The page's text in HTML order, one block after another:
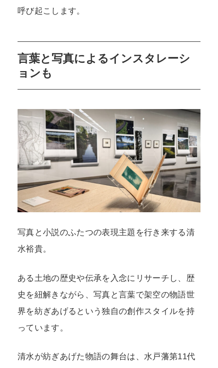
呼び起こします。
言葉と写真によるインスタレーシ
ョンも
写真と小説のふたつの表現主題を行き来する清
水裕貴。
ある土地の歴史や伝承を入念にリサーチし、歴
史を紐解きながら、写真と言葉で架空の物語世
界を紡ぎあげるという独自の創作スタイルを持
っています。
清水が紡ぎあげた物語の舞台は、水戸藩第11代